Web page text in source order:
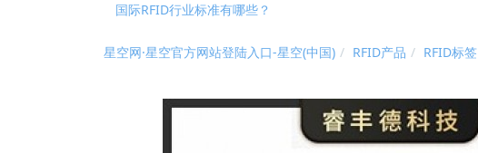
基于RFID叉车仓储物流管理应用及优势
RFID资产管理系统实现全方位资产管控进行实时动态管理
星空网·星空官方网站登陆入口-星空(中国) RFID产品 RFID标签